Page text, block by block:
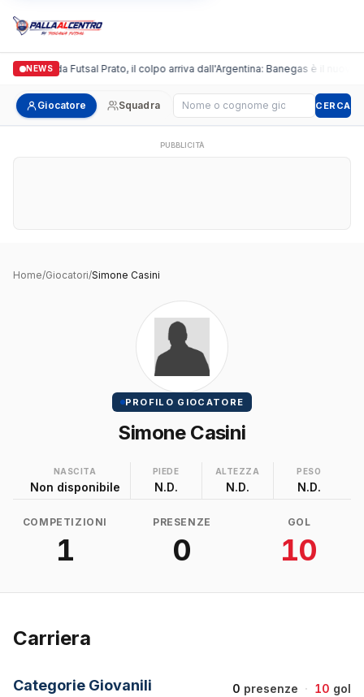
NEWS
Italgronda Futsal Prato, il colpo arriva dall'Argentina: Banegas è il nuovo
Giocatore Squadra Cerca giocatore CERCA
PUBBLICITÀ
Home/Giocatori/Simone Casini
PROFILO GIOCATORE
Simone Casini
NASCITA
Non disponibile
PIEDE
N.D.
ALTEZZA
N.D.
PESO
N.D.
COMPETIZIONI
1
PRESENZE
0
GOL
10
Carriera
Categorie Giovanili 0 presenze · 10 gol